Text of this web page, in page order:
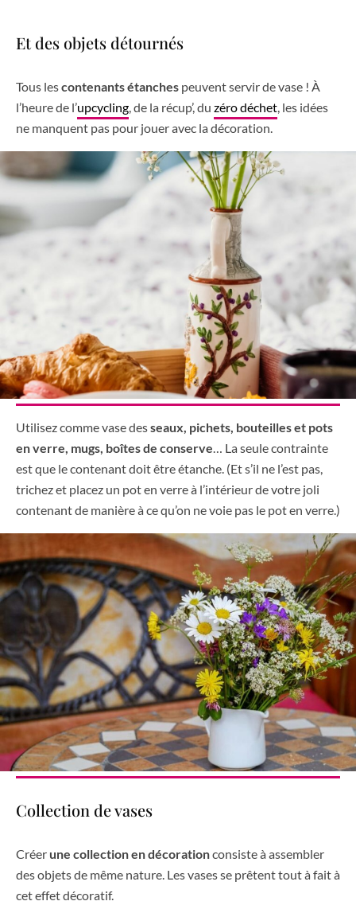
Et des objets détournés
Tous lescontenants étanches peuvent servir de vase ! À
l’heure de l’upcycling, de la récup’, du zéro déchet, les idées
ne manquent pas pour jouer avec la décoration.
Utilisez comme vase desseaux, pichets, bouteilles et pots
en verre, mugs, boîtes de conserve… La seule contrainte
est que le contenant doit être étanche. (Et s’il ne l’est pas,
trichez et placez un pot en verre à l’intérieur de votre joli
contenant de manière à ce qu’on ne voie pas le pot en verre.)
Collection de vases
Créer une collection en décorationconsiste à assembler
des objets de même nature. Les vases se prêtent tout à fait à
cet effet décoratif.